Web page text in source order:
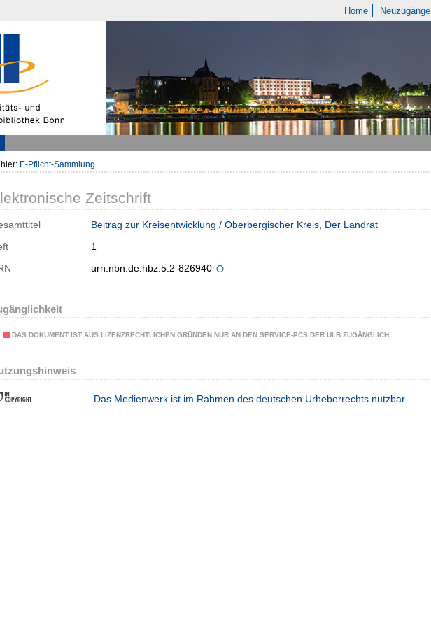
Home Neuzugänge
E-Pflicht-Sammlung
Zeitschrift
Beitrag zur Kreisentwicklung / Oberbergischer Kreis, Der Landrat
1
urn:nbn:de:hbz:5:2-826940
DAS DOKUMENT IST AUS LIZENZRECHTLICHEN GRÜNDEN NUR AN DEN SERVICE-PCS DER ULB ZUGÄNGLICH.
Das Medienwerk ist im Rahmen des deutschen Urheberrechts nutzbar.